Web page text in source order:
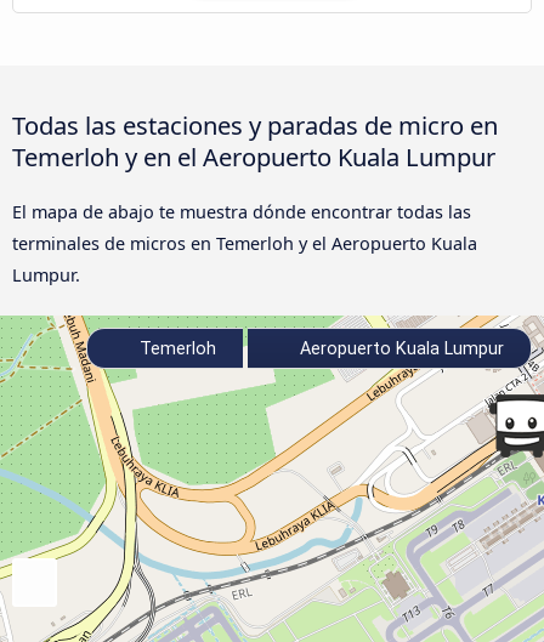
Todas las estaciones y paradas de micro en
Temerloh y en el Aeropuerto Kuala Lumpur
El mapa de abajo te muestra dónde encontrar todas las
terminales de micros en Temerloh y el Aeropuerto Kuala
Lumpur.
Temerloh Aeropuerto Kuala Lumpur